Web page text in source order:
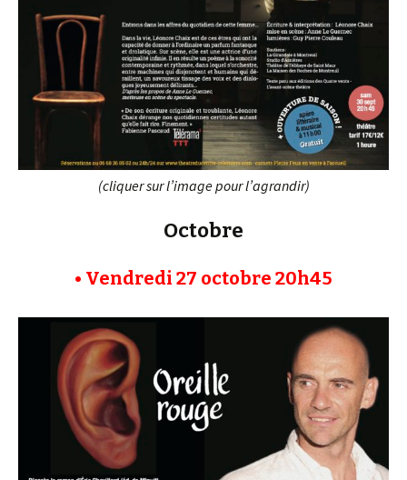
(cliquer sur l’image pour l’agrandir)
Octobre
• Vendredi 27 octobre 20h45